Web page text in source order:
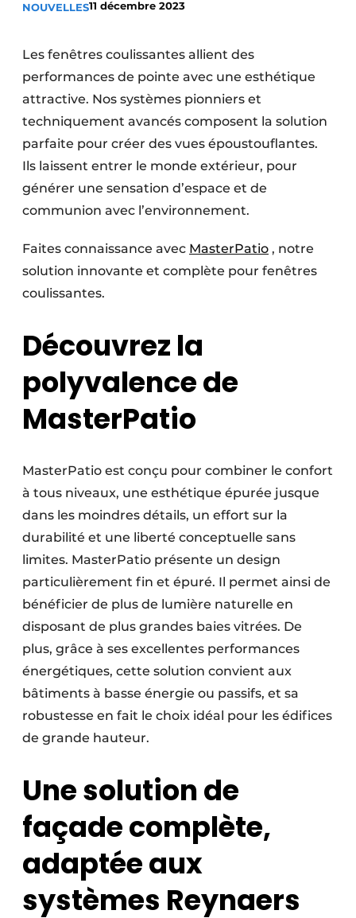
Construction bois
Contrôle d’accès
Éclairage
Façades
Géotextiles
Infrastructures souterraines et égouttage
Protection solaire
Rénovation
Software
Techniques ferroviaires
Travaux ferroviaires
NOUVELLES11 décembre 2023
Les fenêtres coulissantes allient des
performances de pointe avec une esthétique
attractive. Nos systèmes pionniers et
techniquement avancés composent la solution
parfaite pour créer des vues époustouflantes.
Ils laissent entrer le monde extérieur, pour
générer une sensation d’espace et de
communion avec l’environnement.
Faites connaissance avec MasterPatio , notre
solution innovante et complète pour fenêtres
coulissantes.
Découvrez la
polyvalence de
MasterPatio
MasterPatio est conçu pour combiner le confort
à tous niveaux, une esthétique épurée jusque
dans les moindres détails, un effort sur la
durabilité et une liberté conceptuelle sans
limites. MasterPatio présente un design
particulièrement fin et épuré. Il permet ainsi de
bénéficier de plus de lumière naturelle en
disposant de plus grandes baies vitrées. De
plus, grâce à ses excellentes performances
énergétiques, cette solution convient aux
bâtiments à basse énergie ou passifs, et sa
robustesse en fait le choix idéal pour les édifices
de grande hauteur.
Une solution de
façade complète,
adaptée aux
systèmes Reynaers